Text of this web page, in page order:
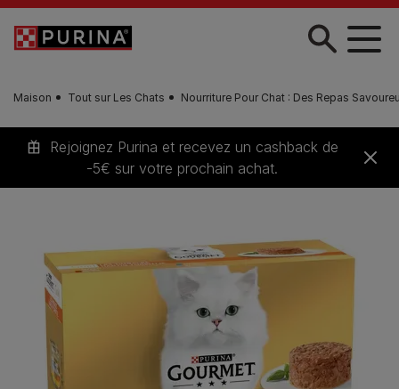
Skip to main content
Maison Tout sur Les Chats Nourriture Pour Chat : Des Repas
Rejoignez Purina et recevez un cashback de
-5€ sur votre prochain achat.